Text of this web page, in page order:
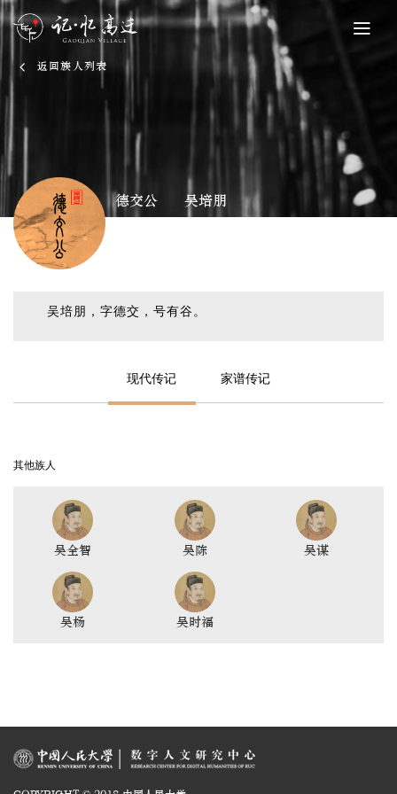
返回族人列表
德交公 吴培朋
吴培朋，字德交，号有谷。
现代传记 家谱传记
其他族人
吴全智 吴陈 吴谋
吴杨 吴时福